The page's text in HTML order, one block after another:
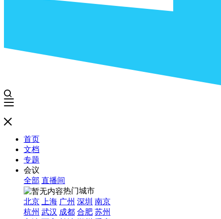
首页
文档
专题
会议
全部 直播间
热门城市
北京
上海 广州 深圳 南京
杭州 武汉 成都 合肥 苏州